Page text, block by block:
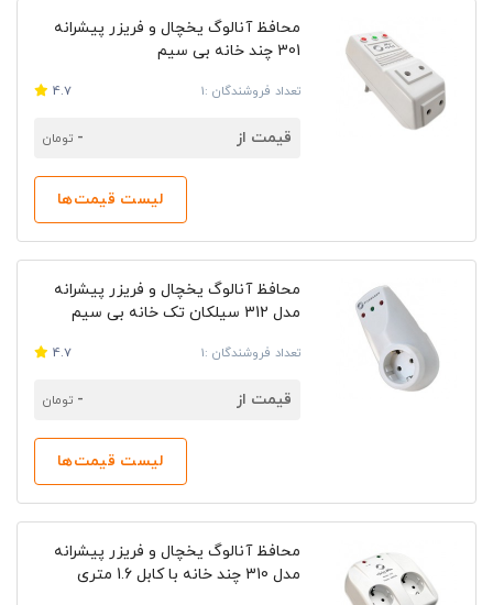
محافظ آنالوگ یخچال و فریزر پیشرانه
301 چند خانه بی سیم
تعداد فروشندگان :1 4.7
قیمت از - تومان
لیست قیمت‌ها
محافظ آنالوگ یخچال و فریزر پیشرانه
مدل 312 سیلکان تک خانه بی سیم
تعداد فروشندگان :1 4.7
قیمت از - تومان
لیست قیمت‌ها
محافظ آنالوگ یخچال و فریزر پیشرانه
مدل 310 چند خانه با کابل 1.6 متری